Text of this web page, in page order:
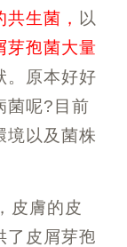
生菌， 以
芽孢菌大量
。原本好好
菌呢?目前
境以及菌株
皮膚的皮
了皮屑芽孢